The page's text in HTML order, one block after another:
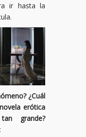
ir hasta la
¿Cuál
erótica
grande?